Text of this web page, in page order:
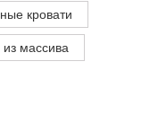
кровати
из массива